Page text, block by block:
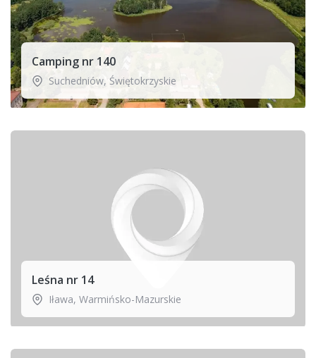
Camping nr 140
Suchedniów, Świętokrzyskie
Leśna nr 14
Iława, Warmińsko-Mazurskie